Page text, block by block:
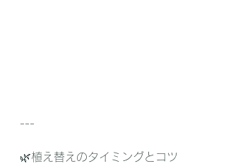
---
🌿植え替えのタイミングとコツ